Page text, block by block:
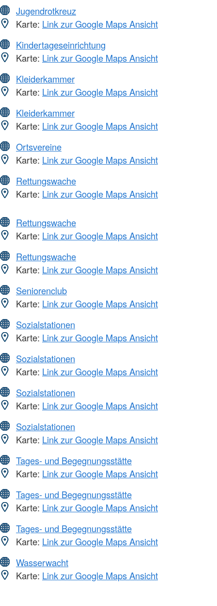
Jugendrotkreuz
Karte: Link zur Google Maps Ansicht
Kindertageseinrichtung
Karte: Link zur Google Maps Ansicht
Kleiderkammer
Karte: Link zur Google Maps Ansicht
Kleiderkammer
Karte: Link zur Google Maps Ansicht
Ortsvereine
Karte: Link zur Google Maps Ansicht
Rettungswache
Karte: Link zur Google Maps Ansicht
Rettungswache
Karte: Link zur Google Maps Ansicht
Rettungswache
Karte: Link zur Google Maps Ansicht
Seniorenclub
Karte: Link zur Google Maps Ansicht
Sozialstationen
Karte: Link zur Google Maps Ansicht
Sozialstationen
Karte: Link zur Google Maps Ansicht
Sozialstationen
Karte: Link zur Google Maps Ansicht
Sozialstationen
Karte: Link zur Google Maps Ansicht
Tages- und Begegnungsstätte
Karte: Link zur Google Maps Ansicht
Tages- und Begegnungsstätte
Karte: Link zur Google Maps Ansicht
Tages- und Begegnungsstätte
Karte: Link zur Google Maps Ansicht
Wasserwacht
Karte: Link zur Google Maps Ansicht